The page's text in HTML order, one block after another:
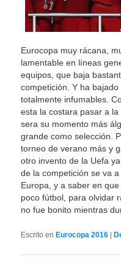
Eurocopa muy rácana,
lamentable en líneas
equipos, que baja
competición. Y ha
totalmente infumables.
esta la costara pasar a
sera su momento más
grande como selección.
torneo de verano más y
otro invento de la Uefa
de la competición se va
Europa, y a saber en
poco fútbol, para olvidar
no fue bonito mientras
Escrito en Eurocopa 2016